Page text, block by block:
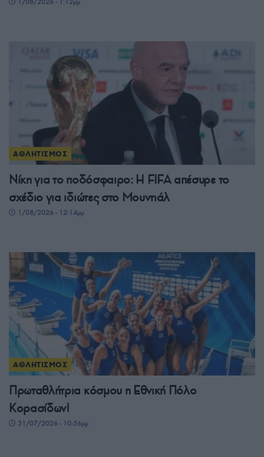
1/08/2026 - 1:12μμ
ΑΘΛΗΤΙΣΜΟΣ
Νίκη για το ποδόσφαιρο: Η FIFA απέσυρε το
σχέδιο για ιδιώτες στο Μουντιάλ
1/08/2026 - 12:14μμ
ΑΘΛΗΤΙΣΜΟΣ
Πρωταθλήτρια κόσμου η Εθνική Πόλο
Κορασίδων!
31/07/2026 - 10:56μμ